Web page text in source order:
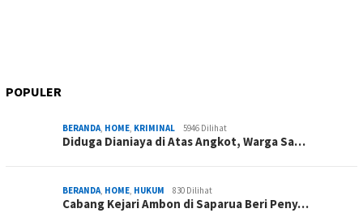
POPULER
BERANDA, HOME, KRIMINAL 5946 Dilihat
Diduga Dianiaya di Atas Angkot, Warga Sa…
BERANDA, HOME, HUKUM 830 Dilihat
Cabang Kejari Ambon di Saparua Beri Peny…